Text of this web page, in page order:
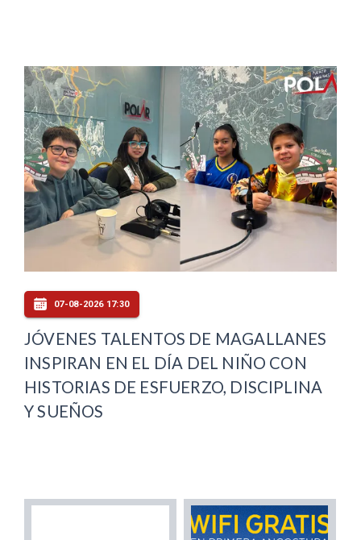
07-08-2026 17:30
JÓVENES TALENTOS DE MAGALLANES
INSPIRAN EN EL DÍA DEL NIÑO CON
HISTORIAS DE ESFUERZO, DISCIPLINA
Y SUEÑOS